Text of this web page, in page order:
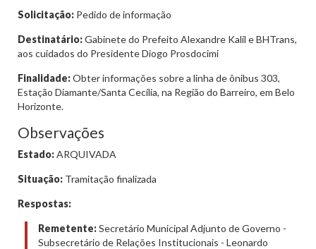
Solicitação: Pedido de informação
Destinatário:Gabinete do Prefeito Alexandre Kalil e BHTrans,
aos cuidados do Presidente Diogo Prosdocimi
Finalidade:Obter informações sobre a linha de ônibus 303,
Estação Diamante/Santa Cecília, na Região do Barreiro, em Belo
Horizonte.
Observações
Estado:ARQUIVADA
Situação: Tramitação finalizada
Respostas:
Remetente:Secretário Municipal Adjunto de Governo -
Subsecretário de Relações Institucionais - Leonardo